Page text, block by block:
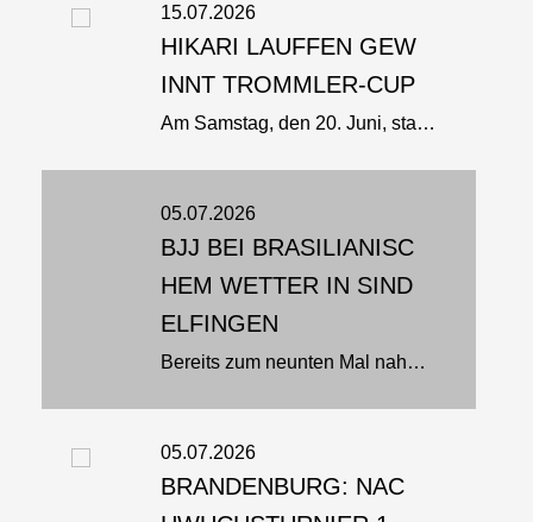
15.07.2026
HIKARI LAUFFEN GEW
INNT TROMMLER-CUP
Am Samstag, den 20. Juni, starteten die Ju-Jutsuka des Budo-Club Hikari e. V. Lauffen in den Disziplinen BJJ und Fighting beim Philippsburg Trommler-Cup. Das Event ist mit über 300 Teilnehmern aus 26 Vereinen das größte...
05.07.2026
BJJ BEI BRASILIANISC
HEM WETTER IN SIND
ELFINGEN
Bereits zum neunten Mal nahm Peter Schira aus Köln den langen Weg nach Sindelfingen auf sich, um sein umfangreiches Wissen im Brazilian Jiu-Jitsu an zahlreiche interessierte Teilnehmerinnen und Teilnehmer weiterzugeben. Gemeinsam...
05.07.2026
BRANDENBURG: NAC